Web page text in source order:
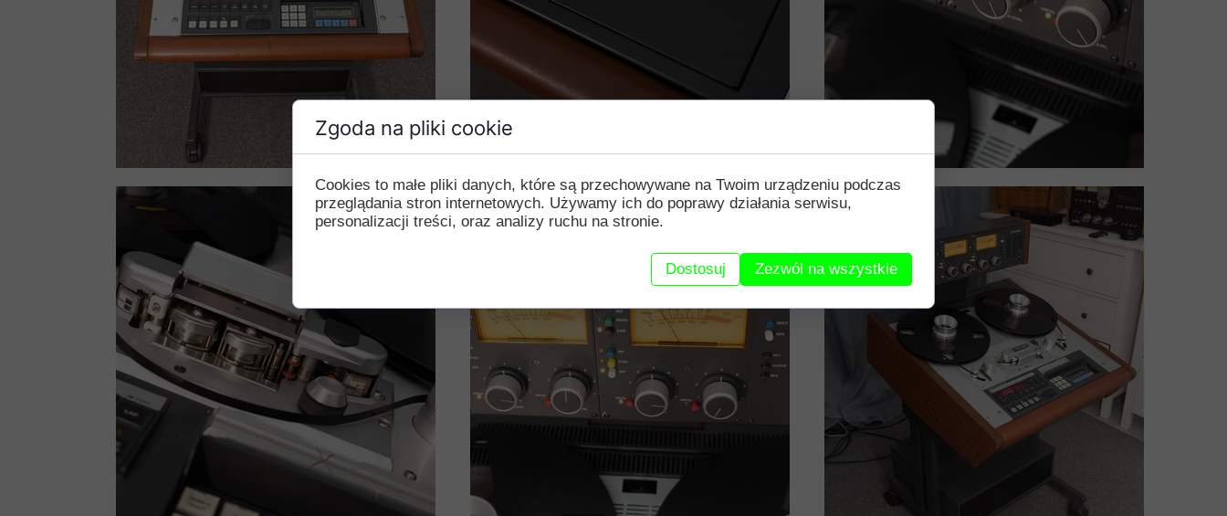
Zgoda na pliki cookie
Cookies to małe pliki danych, które są przechowywane na Twoim urządzeniu podczas
przeglądania stron internetowych. Używamy ich do poprawy działania serwisu,
personalizacji treści, oraz analizy ruchu na stronie.
Dostosuj Zezwól na wszystkie